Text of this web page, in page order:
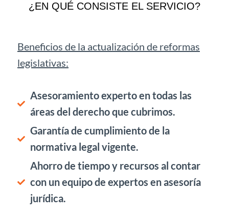
¿EN QUÉ CONSISTE EL SERVICIO?
Beneficios de la actualización de reformas
legislativas:
Asesoramiento experto en todas las
áreas del derecho que cubrimos.
Garantía de cumplimiento de la
normativa legal vigente.
Ahorro de tiempo y recursos al contar
con un equipo de expertos en asesoría
jurídica.